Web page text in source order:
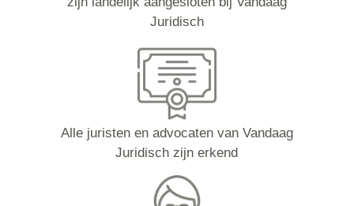
Juridisch
Alle juristen en advocaten van Vandaag
Juridisch zijn erkend